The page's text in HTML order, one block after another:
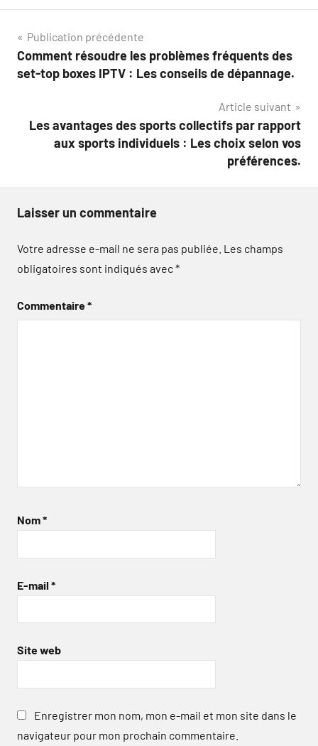
Navigation
de
Publication précédente
Comment résoudre les problèmes fréquents des
set-top boxes IPTV : Les conseils de dépannage.
Article suivant
Les avantages des sports collectifs par rapport
aux sports individuels : Les choix selon vos
préférences.
Laisser un commentaire
Votre adresse e-mail ne sera pas publiée. Les champs
obligatoires sont indiqués avec*
Commentaire*
Nom*
E-mail *
Site web
Enregistrer mon nom, mon e-mail et mon site dans le
navigateur pour mon prochain commentaire.